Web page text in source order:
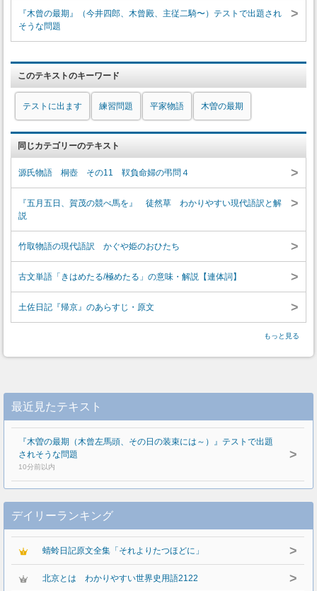
『木曾の最期』（今井四郎、木曾殿、主従二騎〜）テストで出題され
そうな問題
>
このテキストのキーワード
テストに出ます 練習問題 平家物語 木曽の最期
同じカテゴリーのテキスト
源氏物語 桐壺 その11 靫負命婦の弔問４ >
『五月五日、賀茂の競べ馬を』 徒然草 わかりやすい現代語訳と解
説
>
竹取物語の現代語訳 かぐや姫のおひたち >
古文単語「きはめたる/極めたる」の意味・解説【連体詞】 >
土佐日記『帰京』のあらすじ・原文 >
もっと見る
最近見たテキスト
『木曽の最期（木曾左馬頭、その日の装束には～）』テストで出題
されそうな問題
10分前以内
>
デイリーランキング
蜻蛉日記原文全集「それよりたつほどに」 >
北京とは わかりやすい世界史用語2122 >